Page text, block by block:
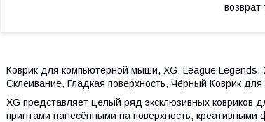
возврат
Коврик для компьютерной мыши, XG, League Legends,
Склеивание, Гладкая поверхность, Чёрный Коврик
XG представляет целый ряд эксклюзивных ковриков
принтами нанесёнными на поверхность,